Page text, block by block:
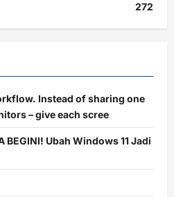
272
Instead of sharing one
– give each scree
BEGINI! Ubah Windows 11 Jadi